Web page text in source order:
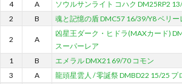
4
A ソウルサンライト コハク DM25RP2
2
B 魂と記憶の盾 DMC57 16/39/Y8 ベリー
2 A
凶星王ダーク・ヒドラ(MAXカード)
スーパーレア
1 B エメラル DMX21 69/70 コモン
3
A 龍頭星雲人 / 零誕祭 DMBD22 15/25 プ